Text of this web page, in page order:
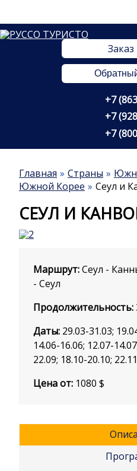
Заказ
+7
+7
+7
Главная Страны
Южной Корее
Сеул и
СЕУЛ И
Маршрут:Сеул -
- Сеул
Продолжительность:
Даты: 29.03-31.03;
14.06-16.06; 12.07-
22.09; 18.10-20.10;
Цена от: 1080 $